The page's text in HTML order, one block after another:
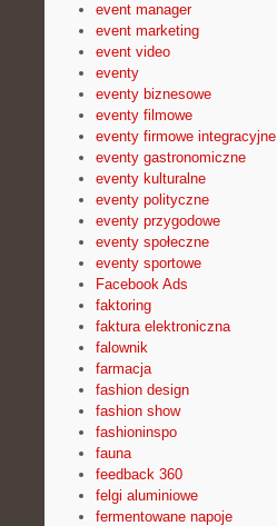
event manager
event marketing
event video
eventy
eventy biznesowe
eventy filmowe
eventy firmowe integracyjne
eventy gastronomiczne
eventy kulturalne
eventy polityczne
eventy przygodowe
eventy społeczne
eventy sportowe
Facebook Ads
faktoring
faktura elektroniczna
falownik
farmacja
fashion design
fashion show
fashioninspo
fauna
feedback 360
felgi aluminiowe
fermentowane napoje